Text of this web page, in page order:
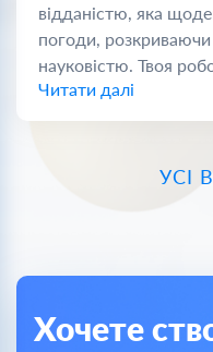
відданістю, яка
погоди, розкриваючи
науковістю. Твоя
Читати далі
УСІ
Хочете